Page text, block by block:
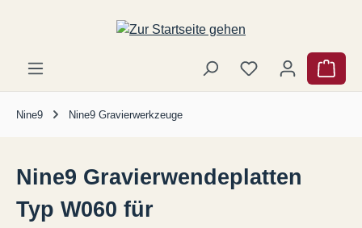
Zum Hauptinhalt springen
Nine9 Nine9 Gravierwerkzeuge
Nine9 Gravierwendeplatten
Typ W060 für